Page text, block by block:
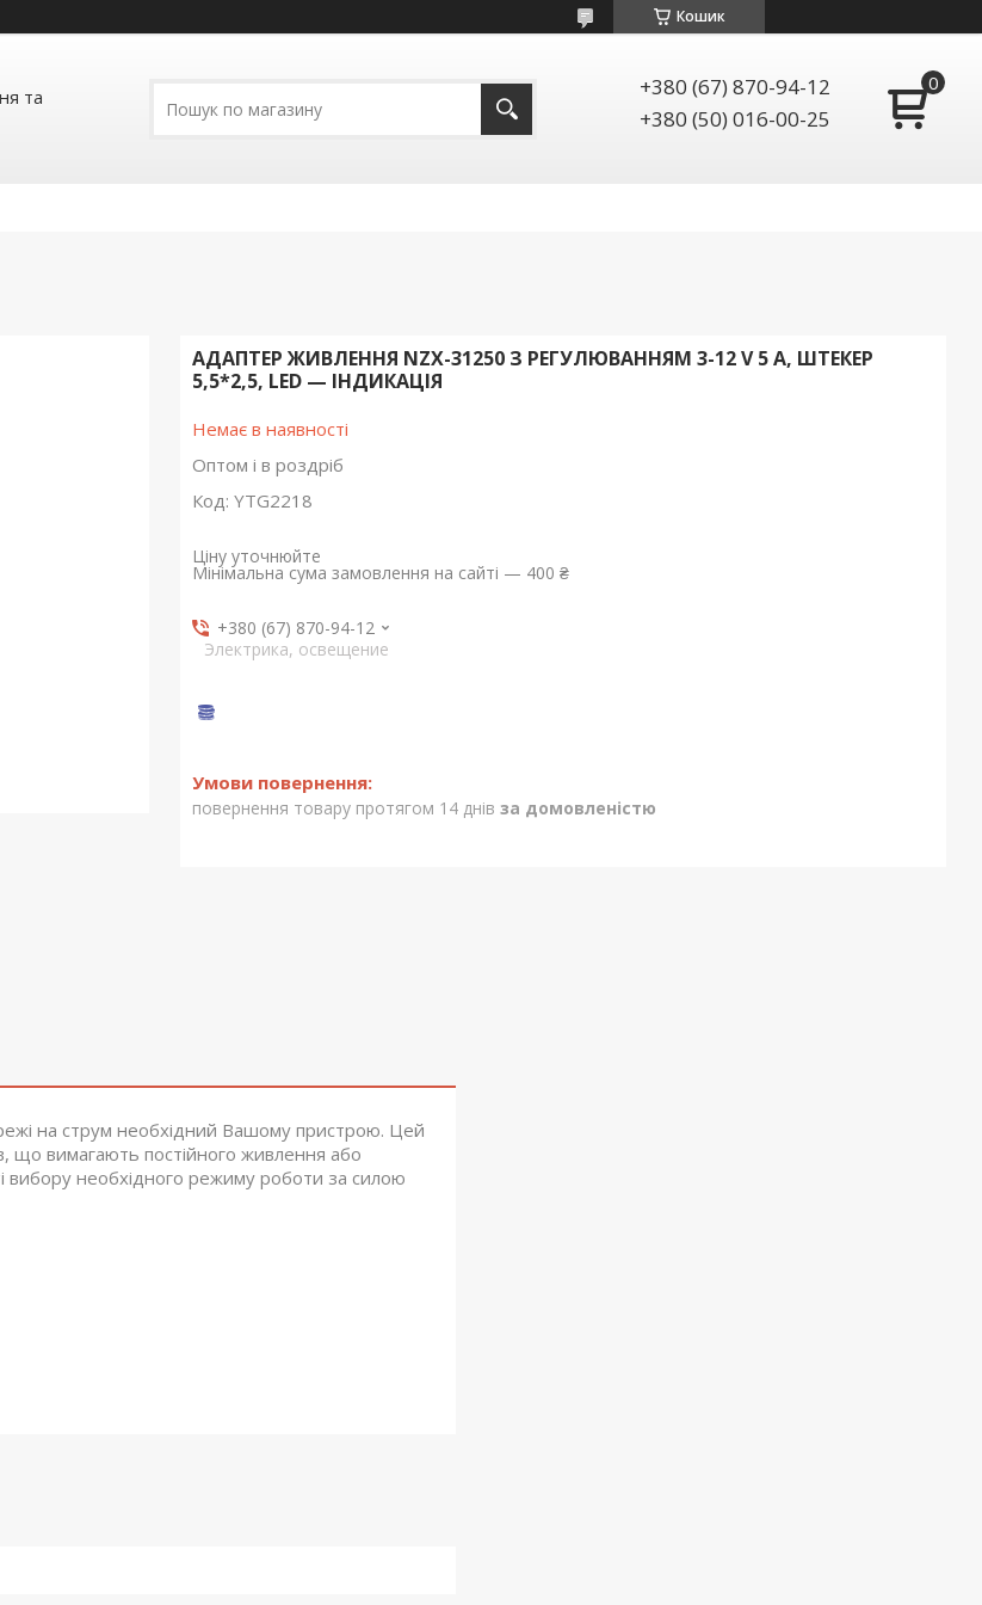
Кошик
та
+380 (67) 870-94-12
+380 (50) 016-00-25
АДАПТЕР ЖИВЛЕННЯ NZX-31250 З РЕГУЛЮВАННЯМ 3-12 V 5 A, ШТЕКЕР
5,5*2,5, LED — ІНДИКАЦІЯ
Немає в наявності
Оптом і в роздріб
Код: YTG2218
Ціну уточнюйте
Мінімальна сума замовлення на сайті — 400 ₴
+380 (67) 870-94-12
Электрика, освещение
повернення товару протягом 14 днів за домовленістю
на струм необхідний Вашому пристрою. Цей
що вимагають постійного живлення або
вибору необхідного режиму роботи за силою